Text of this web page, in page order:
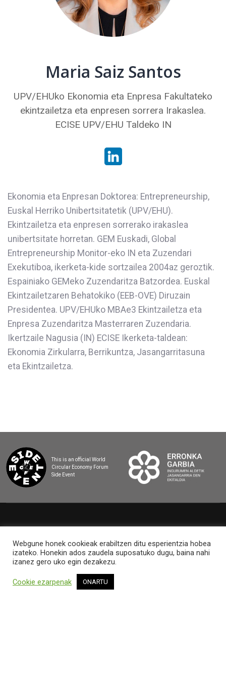
Maria Saiz Santos
UPV/EHUko Ekonomia eta Enpresa Fakultateko
ekintzailetza eta enpresen sorrera Irakaslea.
ECISE UPV/EHU Taldeko IN
Ekonomia eta Enpresan Doktorea: Entrepreneurship,
Euskal Herriko Unibertsitatetik (UPV/EHU).
Ekintzailetza eta enpresen sorrerako irakaslea
unibertsitate horretan. GEM Euskadi, Global
Entrepreneurship Monitor-eko IN eta Zuzendari
Exekutiboa, ikerketa-kide sortzailea 2004az geroztik.
Espainiako GEMeko Zuzendaritza Batzordea. Euskal
Ekintzailetzaren Behatokiko (EEB-OVE) Diruzain
Presidentea. UPV/EHUko MBAe3 Ekintzailetza eta
Enpresa Zuzendaritza Masterraren Zuzendaria.
Ikertzaile Nagusia (IN) ECISE Ikerketa-taldean:
Ekonomia Zirkularra, Berrikuntza, Jasangarritasuna
eta Ekintzailetza.
This is an official World
Circular Economy Forum
Side Event
Webgune honek cookieak erabiltzen ditu esperientzia hobea
izateko. Honekin ados zaudela suposatuko dugu, baina nahi
izanez gero uko egin dezakezu.
Cookie ezarpenak ONARTU